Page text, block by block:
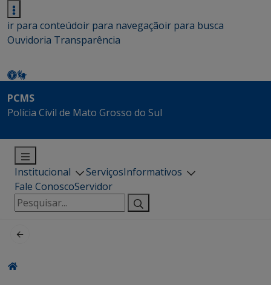
ir para conteúdoir para navegaçãoir para busca
Ouvidoria Transparência
PCMS
Polícia Civil de Mato Grosso do Sul
Institucional ServiçosInformativos
Fale ConoscoServidor
Pesquisar
por: